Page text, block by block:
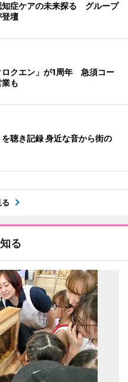
知症ケアの未来探る グループ
壇
ロクエン」が1周年 急須コー
も
聴き記録 身近な音から街の
る
る